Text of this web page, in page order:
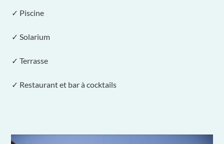
✓ Piscine
✓ Solarium
✓ Terrasse
✓ Restaurant et bar à cocktails